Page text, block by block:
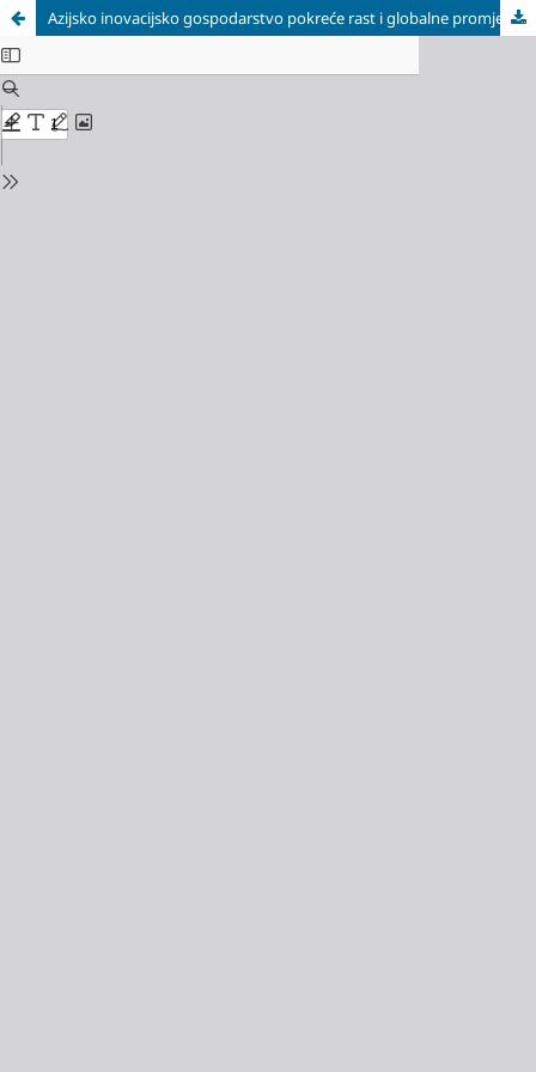
Azijsko inovacijsko gospodarstvo pokreće rast i globalne promjene na tržištu / Asia’s Innovation Economy Driving Growth and Global Market Shift